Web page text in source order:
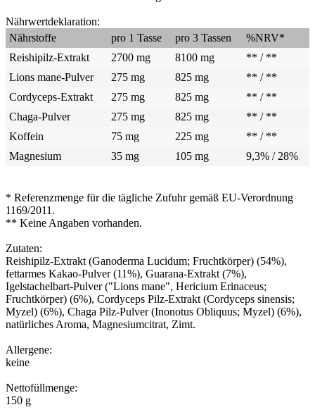
Nährwertdeklaration:
Nährstoffe
pro 1 Tasse pro 3 Tassen
%NRV*
Reishipilz-Extrakt
2700 mg 8100 mg
** / **
Lions mane-Pulver
275 mg 825 mg
** / **
Cordyceps-Extrakt
275 mg 825 mg
** / **
Chaga-Pulver
275 mg 825 mg
** / **
Koffein
75 mg 225 mg
** / **
Magnesium
35 mg 105 mg 9,3% / 28%
* Referenzmenge für die tägliche Zufuhr gemäß EU-Verordnung
1169/2011.
** Keine Angaben vorhanden.
Zutaten:
Reishipilz-Extrakt (Ganoderma Lucidum; Fruchtkörper) (54%),
fettarmes Kakao-Pulver (11%), Guarana-Extrakt (7%),
Igelstachelbart-Pulver ("Lions mane", Hericium Erinaceus;
Fruchtkörper) (6%), Cordyceps Pilz-Extrakt (Cordyceps sinensis;
Myzel) (6%), Chaga Pilz-Pulver (Inonotus Obliquus; Myzel) (6%),
natürliches Aroma, Magnesiumcitrat, Zimt.
Allergene:
keine
Nettofüllmenge:
150 g